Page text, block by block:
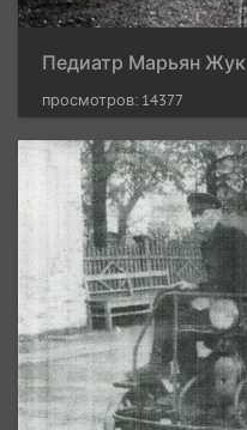
Педиатр Марьян Жук
просмотров: 14377